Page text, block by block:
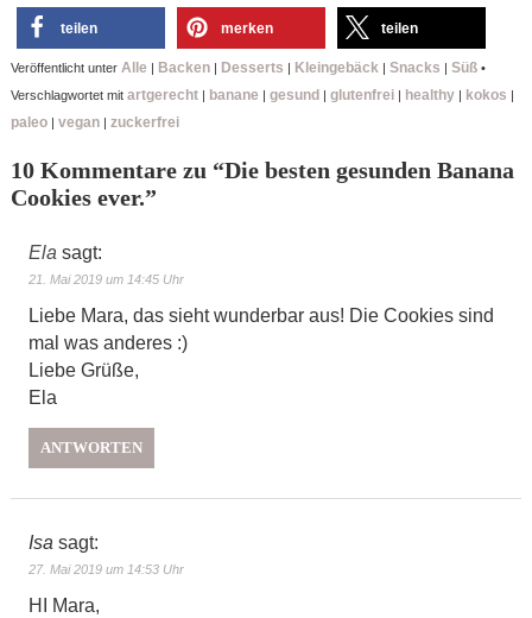
teilen merken teilen
Veröffentlicht unter Alle | Backen| Desserts | Kleingebäck | Snacks | Süß•
Verschlagwortet mit artgerecht| banane | gesund | glutenfrei| healthy| kokos |
paleo| vegan| zuckerfrei
10 Kommentare zu “Die besten gesunden Banana
Cookies ever.”
Ela sagt:
21. Mai 2019 um 14:45 Uhr
Liebe Mara, das sieht wunderbar aus! Die Cookies sind
mal was anderes :)
Liebe Grüße,
Ela
ANTWORTEN
Isa sagt:
27. Mai 2019 um 14:53 Uhr
HI Mara,